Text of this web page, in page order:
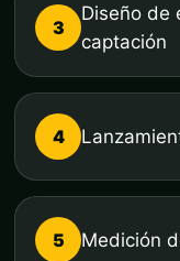
3
Diseño de
captación
4
5 Medición